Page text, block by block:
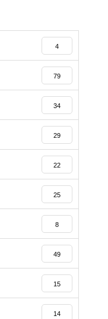
4
79
34
29
22
25
8
49
15
14